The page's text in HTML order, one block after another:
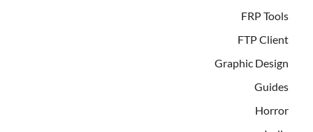
FRP Tools
FTP Client
Graphic Design
Guides
Horror